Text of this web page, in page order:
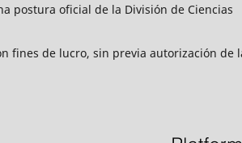
postura oficial de la División de Ciencias
fines de lucro, sin previa autorización de